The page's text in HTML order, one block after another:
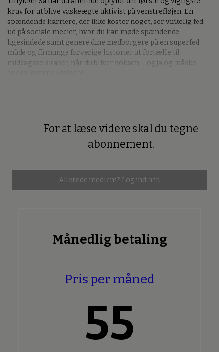
krav for at blive vaskeægte aktivist på venstrefløjen. En
spændende karriere, der ikke koster noget, ser virkelig fed
ud på sociale medier, hvor du kan møde spændende
ligesindede samt genere dine medborgere på en superfed
måde og få mange farverige historier at fortælle til
middagsselskaber, når du bliver voksen – og ja og måske
For at læse videre skal du tegne
abonnement.
Allerede medlem? Log ind her.
Månedlig betaling
Pris per måned
55